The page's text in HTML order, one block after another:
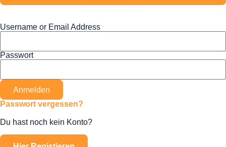
Username or Email Address
Passwort
Anmelden
Passwort vergessen?
Du hast noch kein Konto?